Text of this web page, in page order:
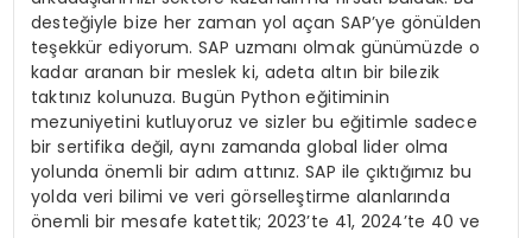
desteğiyle bize her zaman yol açan SAP’ye gönülden
teşekkür ediyorum. SAP uzmanı olmak günümüzde o
kadar aranan bir meslek ki, adeta altın bir bilezik
taktınız kolunuza. Bugün Python eğitiminin
mezuniyetini kutluyoruz ve sizler bu eğitimle sadece
bir sertifika değil, aynı zamanda global lider olma
yolunda önemli bir adım attınız. SAP ile çıktığımız bu
yolda veri bilimi ve veri görselleştirme alanlarında
önemli bir mesafe katettik; 2023’te 41, 2024’te 40 ve